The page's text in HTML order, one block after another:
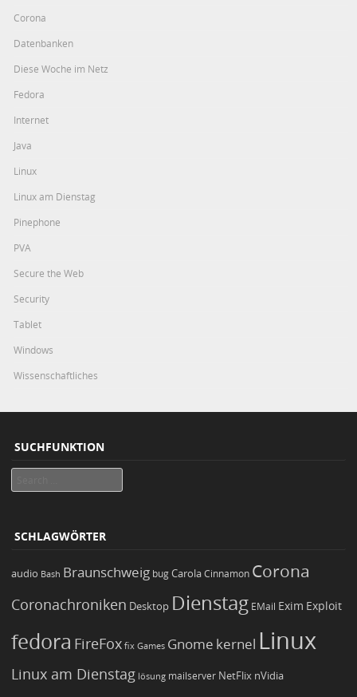
Corona
Datenbanken
Diese Woche im Netz
Fedora
Internet
Java
Linux
Linux am Dienstag
Pinephone
PVA
Secure the Web
Security
Tablet
Windows
Wissenschaftliches
SUCHFUNKTION
SCHLAGWÖRTER
audio Bash Braunschweig bugCarola Cinnamon Corona
Coronachroniken Desktop Dienstag EMail Exim Exploit
fedora FireFox fix Games Gnome kernel Linux
Linux am Dienstag lösung mailserver NetFlix nVidia